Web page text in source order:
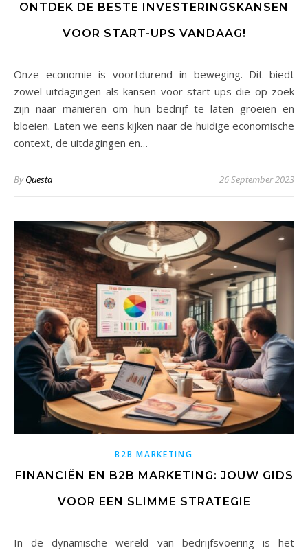
ONTDEK DE BESTE INVESTERINGSKANSEN
VOOR START-UPS VANDAAG!
Onze economie is voortdurend in beweging. Dit biedt
zowel uitdagingen als kansen voor start-ups die op zoek
zijn naar manieren om hun bedrijf te laten groeien en
bloeien. Laten we eens kijken naar de huidige economische
context, de uitdagingen en…
ByQuesta 26 September 2023
B2B MARKETING
FINANCIËN EN B2B MARKETING: JOUW GIDS
VOOR EEN SLIMME STRATEGIE
In de dynamische wereld van bedrijfsvoering is het